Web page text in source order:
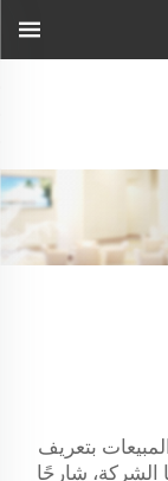
بتعريف
الشركة، شارحًا